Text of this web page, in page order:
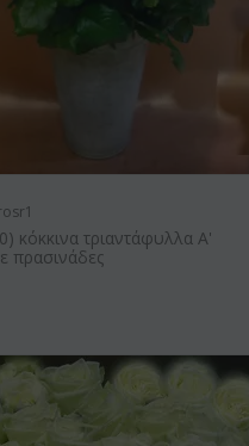
κόκκινα τριαντάφυλλα Α'
πρασινάδες